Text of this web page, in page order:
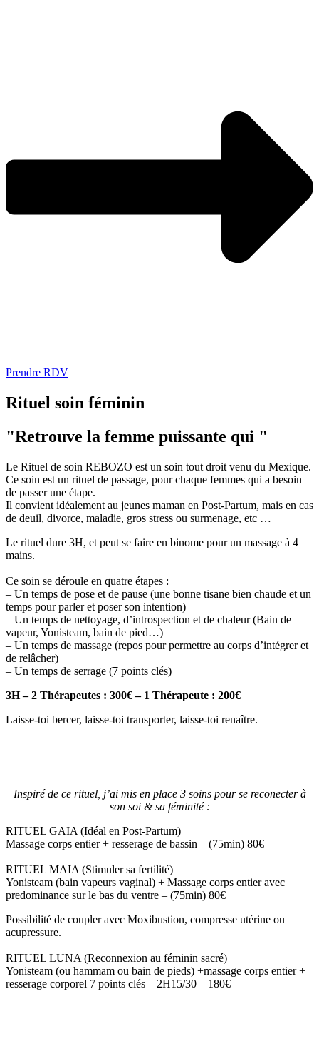
Prendre RDV
Rituel soin féminin
"Retrouve la femme puissante qui "
Le Rituel de soin REBOZO est un soin tout droit venu du Mexique.
Ce soin est un rituel de passage, pour chaque femmes qui a besoin
de passer une étape.
Il convient idéalement au jeunes maman en Post-Partum, mais en cas
de deuil, divorce, maladie, gros stress ou surmenage, etc …
Le rituel dure 3H, et peut se faire en binome pour un massage à 4
mains.
Ce soin se déroule en quatre étapes :
– Un temps de pose et de pause (une bonne tisane bien chaude et un
temps pour parler et poser son intention)
– Un temps de nettoyage, d’introspection et de chaleur (Bain de
vapeur, Yonisteam, bain de pied…)
– Un temps de massage (repos pour permettre au corps d’intégrer et
de relâcher)
– Un temps de serrage (7 points clés)
3H – 2 Thérapeutes : 300€ – 1 Thérapeute : 200€
Laisse-toi bercer, laisse-toi transporter, laisse-toi renaître.
Inspiré de ce rituel, j’ai mis en place 3 soins pour se reconecter à
son soi & sa féminité :
RITUEL GAIA (Idéal en Post-Partum)
Massage corps entier + resserage de bassin – (75min) 80€
RITUEL MAIA (Stimuler sa fertilité)
Yonisteam (bain vapeurs vaginal) + Massage corps entier avec
predominance sur le bas du ventre – (75min) 80€
Possibilité de coupler avec Moxibustion, compresse utérine ou
acupressure.
RITUEL LUNA (Reconnexion au féminin sacré)
Yonisteam (ou hammam ou bain de pieds) +massage corps entier +
resserage corporel 7 points clés – 2H15/30 – 180€